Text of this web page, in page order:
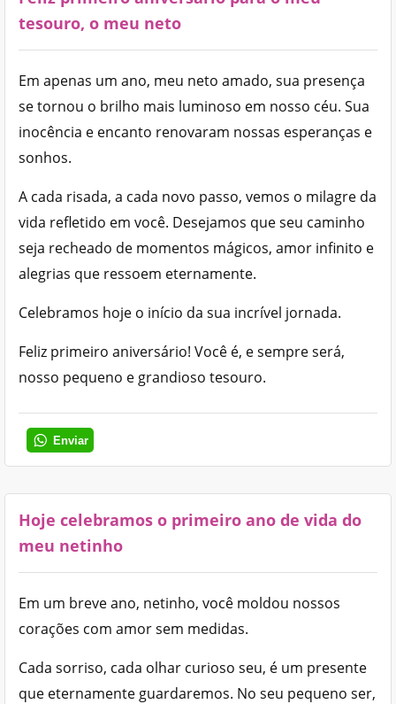
tesouro, o meu neto
Em apenas um ano, meu neto amado, sua presença
se tornou o brilho mais luminoso em nosso céu. Sua
inocência e encanto renovaram nossas esperanças e
sonhos.
A cada risada, a cada novo passo, vemos o milagre da
vida refletido em você. Desejamos que seu caminho
seja recheado de momentos mágicos, amor infinito e
alegrias que ressoem eternamente.
Celebramos hoje o início da sua incrível jornada.
Feliz primeiro aniversário! Você é, e sempre será,
nosso pequeno e grandioso tesouro.
Enviar
Hoje celebramos o primeiro ano de vida do
meu netinho
Em um breve ano, netinho, você moldou nossos
corações com amor sem medidas.
Cada sorriso, cada olhar curioso seu, é um presente
que eternamente guardaremos. No seu pequeno ser,